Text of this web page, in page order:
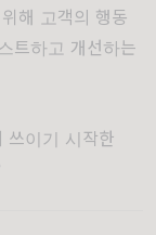
해 고객의 행동
트하고 개선하는
쓰이기 시작한